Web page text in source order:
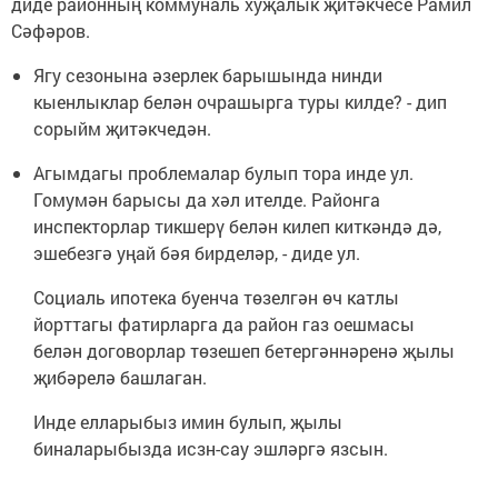
Сәфәров.
Ягу сезонына әзерлек барышында нинди
кыенлыклар белән очрашырга туры килде? - дип
сорыйм җитәкчедән.
Агымдагы проблемалар булып тора инде ул.
Гомумән барысы да хәл ителде. Районга
инспекторлар тикшерү белән килеп киткәндә дә,
эшебезгә уңай бәя бирделәр, - диде ул.
Социаль ипотека буенча төзелгән өч катлы
йорттагы фатирларга да район газ оешмасы
белән договорлар төзешеп бетергәннәренә җылы
җибәрелә башлаган.
Инде елларыбыз имин булып, җылы
биналарыбызда исзн-сау эшләргә язсын.